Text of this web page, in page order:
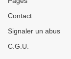
Contact
Signaler un abus
C.G.U.